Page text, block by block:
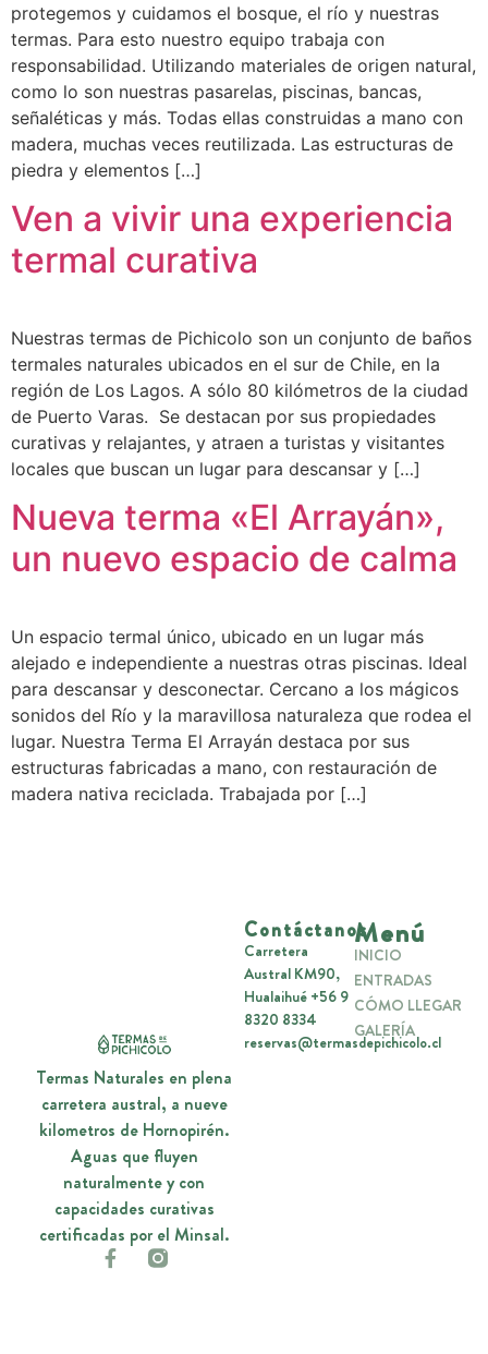
protegemos y cuidamos el bosque, el río y nuestras
termas. Para esto nuestro equipo trabaja con
responsabilidad. Utilizando materiales de origen natural,
como lo son nuestras pasarelas, piscinas, bancas,
señaléticas y más. Todas ellas construidas a mano con
madera, muchas veces reutilizada. Las estructuras de
piedra y elementos […]
Ven a vivir una experiencia
termal curativa
Nuestras termas de Pichicolo son un conjunto de baños
termales naturales ubicados en el sur de Chile, en la
región de Los Lagos. A sólo 80 kilómetros de la ciudad
de Puerto Varas. Se destacan por sus propiedades
curativas y relajantes, y atraen a turistas y visitantes
locales que buscan un lugar para descansar y […]
Nueva terma «El Arrayán»,
un nuevo espacio de calma
Un espacio termal único, ubicado en un lugar más
alejado e independiente a nuestras otras piscinas. Ideal
para descansar y desconectar. Cercano a los mágicos
sonidos del Río y la maravillosa naturaleza que rodea el
lugar. Nuestra Terma El Arrayán destaca por sus
estructuras fabricadas a mano, con restauración de
madera nativa reciclada. Trabajada por […]
Termas Naturales en plena
carretera austral, a nueve
kilometros de Hornopirén.
Aguas que fluyen
naturalmente y con
capacidades curativas
certificadas por el Minsal.
Menú
INICIO
ENTRADAS
CÓMO LLEGAR
GALERÍA
Contáctanos
Carretera
Austral KM90,
Hualaihué +56 9
8320 8334
reservas@termasdepichicolo.cl